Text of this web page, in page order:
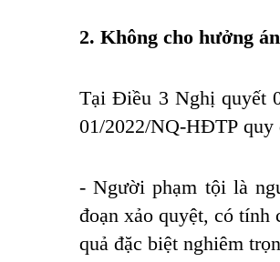
2. Không cho hưởng
Tại Điều 3 Nghị quyết
01/2022/NQ-HĐTP quy
- Người phạm tội là
đoạn xảo quyệt, có tính
quả đặc biệt nghiêm